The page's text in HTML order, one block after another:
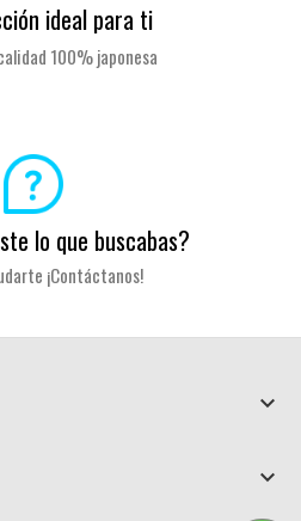
ideal para ti
100% japonesa
lo que buscabas?
¡Contáctanos!

